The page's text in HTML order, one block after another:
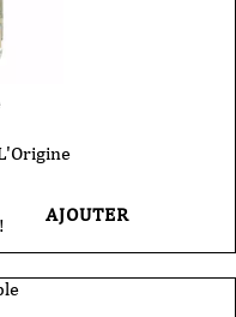
AJOUTER